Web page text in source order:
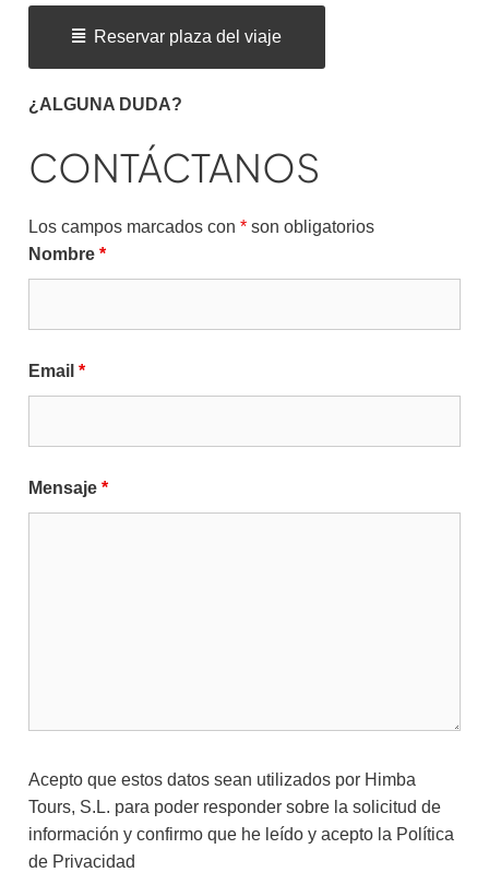
Reservar plaza del viaje
¿ALGUNA DUDA?
CONTÁCTANOS
Los campos marcados con * son obligatorios
Nombre *
Email *
Mensaje *
Acepto que estos datos sean utilizados por Himba
Tours, S.L. para poder responder sobre la solicitud de
información y confirmo que he leído y acepto la Política
de Privacidad